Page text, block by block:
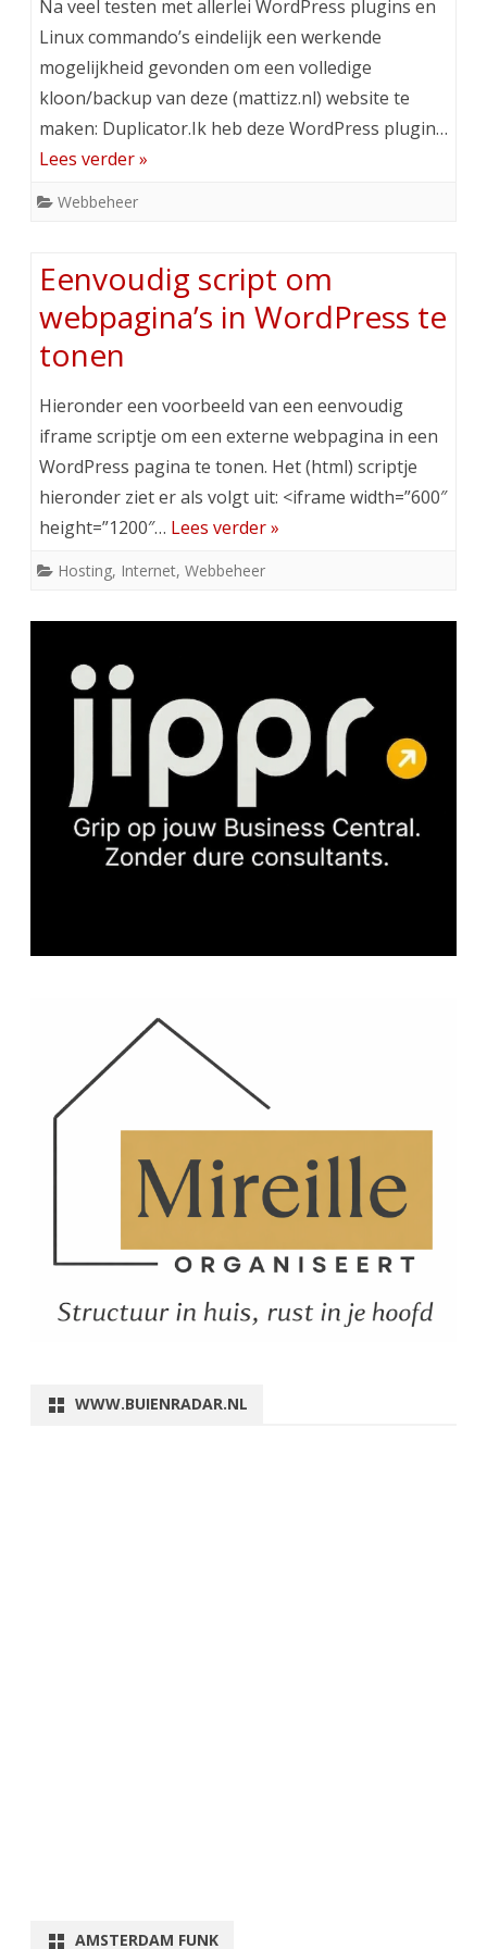
Na veel testen met allerlei WordPress plugins en
Linux commando’s eindelijk een werkende
mogelijkheid gevonden om een volledige
kloon/backup van deze (mattizz.nl) website te
maken: Duplicator.Ik heb deze WordPress plugin…
Lees verder »
Webbeheer
Eenvoudig script om
webpagina’s in WordPress te
tonen
Hieronder een voorbeeld van een eenvoudig
iframe scriptje om een externe webpagina in een
WordPress pagina te tonen. Het (html) scriptje
hieronder ziet er als volgt uit: <iframe width=”600″
height=”1200″… Lees verder »
Hosting, Internet, Webbeheer
WWW.BUIENRADAR.NL
AMSTERDAM FUNK